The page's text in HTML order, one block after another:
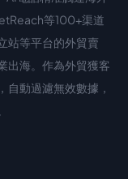
等100+渠道
站等平台的外貿賣
出海。作為外貿獲客
動過濾無效數據，